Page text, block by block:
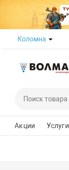
Коломна
Акции Услуги